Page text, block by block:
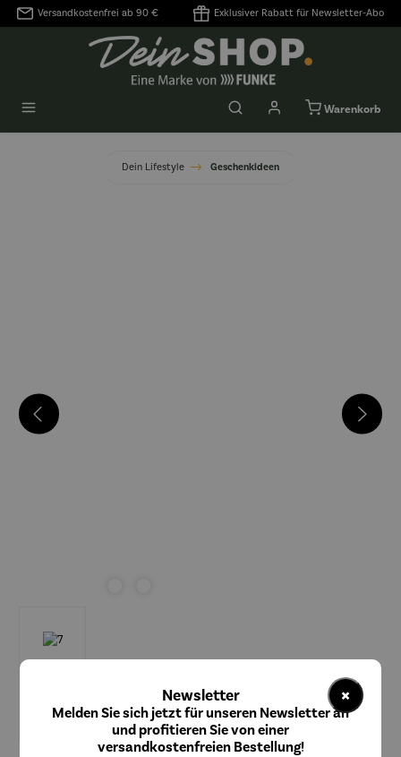
springen
Versandkostenfrei ab 90 € Exklusiver Rabatt für Newsletter-Abo
Warenkorb
Dein Lifestyle Geschenkideen
×
Newsletter
Melden Sie sich jetzt für unseren Newsletter an
und profitieren Sie von einer
versandkostenfreien Bestellung!